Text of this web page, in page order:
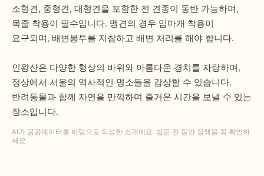
소형견, 중형견, 대형견을 포함한 전 견종이 동반 가능하며,
목줄 착용이 필수입니다. 맹견의 경우 입마개 착용이
요구되며, 배변봉투를 지참하고 배변 처리를 해야 합니다.
인왕산은 다양한 형상의 바위와 아름다운 경치를 자랑하며,
정상에서 서울의 역사적인 명소들을 감상할 수 있습니다.
반려동물과 함께 자연을 만끽하며 즐거운 시간을 보낼 수 있는
장소입니다.
AI가 공공데이터를 바탕으로 작성한 소개예요. 방문 전 동반 정책을 꼭 확인하
세요.